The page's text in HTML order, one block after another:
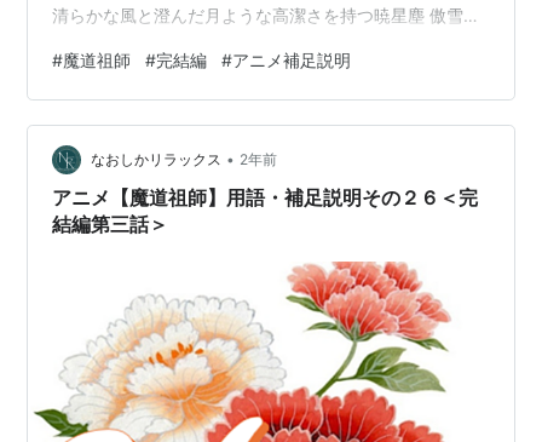
清らかな風と澄んだ月ような高潔さを持つ暁星塵 傲雪凌
強靭な精神を持つ宋子琛 藍忘機「いつか再会できるだろ
う。山や川が出会うように」 山から流れ去りゆく川の水
は、いずれ蒸発して雲となり、雨となって山へと降り注
ぎ、川となって再び山を流れる。 【義城で見つけた屍】
屍は『鬼腕』の右腕と胴体であった。頭と脚は常慈安の
ものと推測される。『鬼腕』…
#魔道祖師 #完結編 #アニメ補足説明
なおしかリラックス • 2年前
アニメ【魔道祖師】用語・補足説明その２６＜完
結編第三話＞